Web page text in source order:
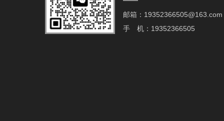
邮箱：19352366505@163.com‬
手 机：19352366505